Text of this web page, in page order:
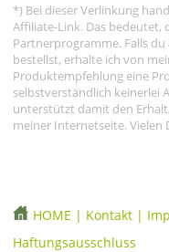
*) Bei dieser Verlinkung
Affiliate-Link. Das bedeutet,
Partnerprogramme. Falls
bestellst, erhalte ich von
Produktempfehlung eine
selbstverständlich keinerlei
unterstützt damit den
meiner Internetseite. Vielen
HOME | Kontakt |
Haftungsausschluss